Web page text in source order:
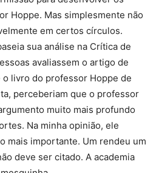
Hoppe. Mas simplesmente não
em certos círculos.
sua análise na Crítica de
avaliassem o artigo de
o livro do professor Hoppe de
perceberiam que o professor
muito mais profundo
Na minha opinião, ele
mais importante. Um rendeu um
deve ser citado. A academia